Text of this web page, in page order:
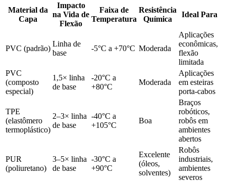
Material da
Capa
Impacto
na Vida de
Flexão
Faixa de
Temperatura
Resistência
Química
Ideal Para
PVC (padrão)
Linha de
base
-5°C a +70°C Moderada
Aplicações
econômicas,
flexão
limitada
PVC
(composto
especial)
1,5× linha
de base
-20°C a
+80°C
Moderada
Aplicações
em esteiras
porta-cabos
TPE
(elastômero
termoplástico)
2–3× linha
de base
-40°C a
+105°C
Boa
Braços
robóticos,
robôs em
ambientes
abertos
PUR
(poliuretano)
3–5× linha
de base
-30°C a
+90°C
Excelente
(óleos,
solventes)
Robôs
industriais,
ambientes
severos